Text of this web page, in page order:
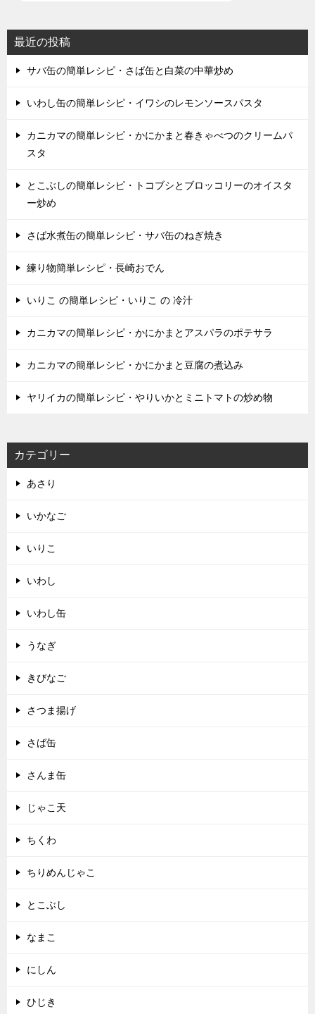
最近の投稿
サバ缶の簡単レシピ・さば缶と白菜の中華炒め
いわし缶の簡単レシピ・イワシのレモンソースパスタ
カニカマの簡単レシピ・かにかまと春きゃべつのクリームパ
スタ
とこぶしの簡単レシピ・トコブシとブロッコリーのオイスタ
ー炒め
さば水煮缶の簡単レシピ・サバ缶のねぎ焼き
練り物簡単レシピ・長崎おでん
いりこ の簡単レシピ・いりこ の 冷汁
カニカマの簡単レシピ・かにかまとアスパラのポテサラ
カニカマの簡単レシピ・かにかまと豆腐の煮込み
ヤリイカの簡単レシピ・やりいかとミニトマトの炒め物
カテゴリー
あさり
いかなご
いりこ
いわし
いわし缶
うなぎ
きびなご
さつま揚げ
さば缶
さんま缶
じゃこ天
ちくわ
ちりめんじゃこ
とこぶし
なまこ
にしん
ひじき